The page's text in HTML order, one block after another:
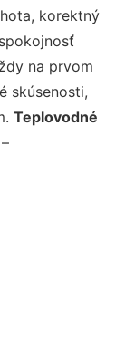
korektný
na prvom
skúsenosti,
Teplovodné
–